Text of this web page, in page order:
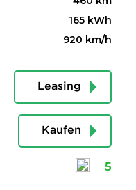
165 kWh
920 km/h
Leasing
Kaufen
5